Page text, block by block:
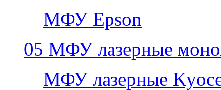
МФУ Epson
05 МФУ лазерные
МФУ лазерные